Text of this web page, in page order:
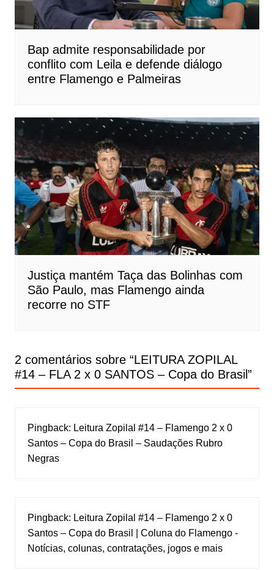
Bap admite responsabilidade por
conflito com Leila e defende diálogo
entre Flamengo e Palmeiras
Justiça mantém Taça das Bolinhas com
São Paulo, mas Flamengo ainda
recorre no STF
2 comentários sobre “LEITURA ZOPILAL
#14 – FLA 2 x 0 SANTOS – Copa do Brasil”
Pingback: Leitura Zopilal #14 – Flamengo 2 x 0
Santos – Copa do Brasil – Saudações Rubro
Negras
Pingback: Leitura Zopilal #14 – Flamengo 2 x 0
Santos – Copa do Brasil | Coluna do Flamengo -
Notícias, colunas, contratações, jogos e mais